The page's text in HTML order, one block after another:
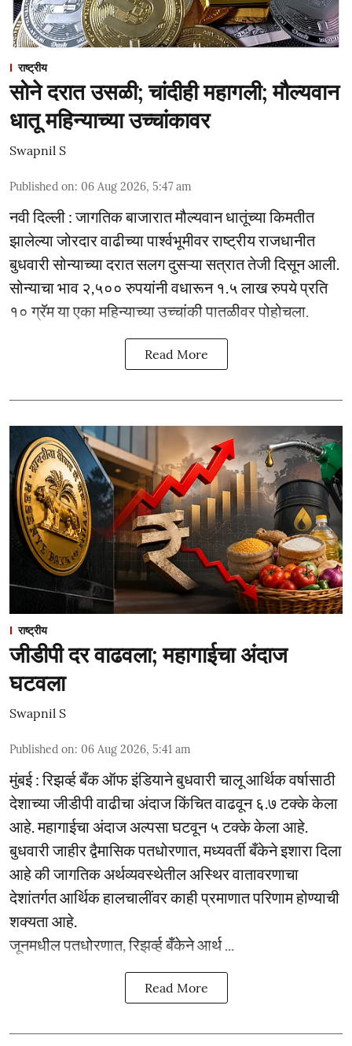
राष्ट्रीय
सोने दरात उसळी; चांदीही महागली; मौल्यवान
धातू महिन्याच्या उच्चांकावर
Swapnil S
Published on: 06 Aug 2026, 5:47 am
नवी दिल्ली : जागतिक बाजारात मौल्यवान धातूंच्या किमतीत
झालेल्या जोरदार वाढीच्या पार्श्वभूमीवर राष्ट्रीय राजधानीत
बुधवारी सोन्याच्या दरात सलग दुसऱ्या सत्रात तेजी दिसून आली.
सोन्याचा भाव २,५०० रुपयांनी वधारून १.५ लाख रुपये प्रति
१० ग्रॅम या एका महिन्याच्या उच्चांकी पातळीवर पोहोचला.
Read More
राष्ट्रीय
जीडीपी दर वाढवला; महागाईचा अंदाज
घटवला
Swapnil S
Published on: 06 Aug 2026, 5:41 am
मुंबई : रिझर्व्ह बँक ऑफ इंडियाने बुधवारी चालू आर्थिक वर्षासाठी
देशाच्या जीडीपी वाढीचा अंदाज किंचित वाढवून ६.७ टक्के केला
आहे. महागाईचा अंदाज अल्पसा घटवून ५ टक्के केला आहे.
बुधवारी जाहीर द्वैमासिक पतधोरणात, मध्यवर्ती बँकेने इशारा दिला
आहे की जागतिक अर्थव्यवस्थेतील अस्थिर वातावरणाचा
देशांतर्गत आर्थिक हालचालींवर काही प्रमाणात परिणाम होण्याची
शक्यता आहे.
जूनमधील पतधोरणात, रिझर्व्ह बँकेने आर्थ ...
Read More